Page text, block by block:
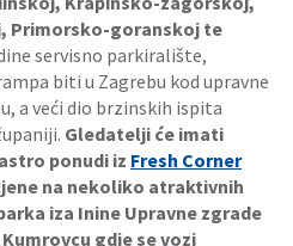
Primorsko-goranskoj te
servisno parkiralište,
biti u Zagrebu kod upravne
a veći dio brzinskih ispita
Gledatelji će imati
ponudi iz Fresh Corner
na nekoliko atraktivnih
iza Inine Upravne zgrade
gdje se vozi